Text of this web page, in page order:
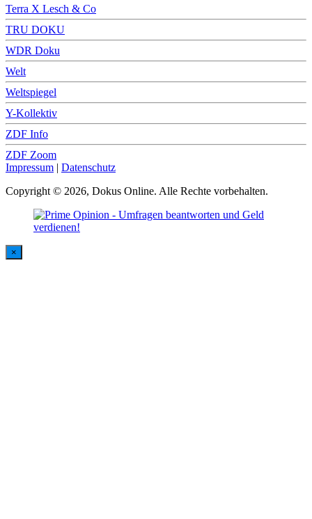
Terra X Lesch & Co
TRU DOKU
WDR Doku
Welt
Weltspiegel
Y-Kollektiv
ZDF Info
ZDF Zoom
Impressum | Datenschutz
Copyright © 2026, Dokus Online. Alle Rechte vorbehalten.
×